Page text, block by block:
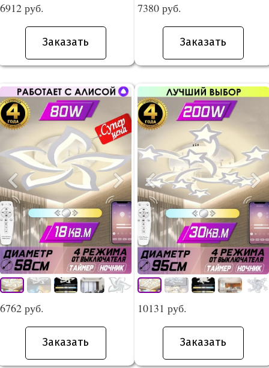
6912 руб.
Заказать
7380 руб.
Заказать
6762 руб.
Заказать
10131 руб.
Заказать